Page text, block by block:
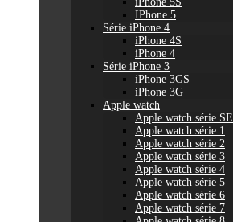
IPhone 5
Série iPhone 4
iPhone 4S
iPhone 4
Série iPhone 3
iPhone 3GS
iPhone 3G
Apple watch
Apple watch série SE
Apple watch série 1
Apple watch série 2
Apple watch série 3
Apple watch série 4
Apple watch série 5
Apple watch série 6
Apple watch série 7